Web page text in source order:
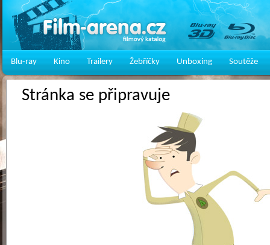
Blu-ray Kino Trailery Žebříčky Unboxing Soutěže
Stránka se připravuje